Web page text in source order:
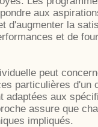
aux
d'augmenter la
et de
peut
particulières d'un
adaptées aux
assure que
impliqués.